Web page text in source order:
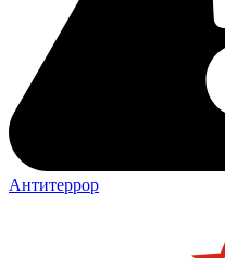
Антитеррор